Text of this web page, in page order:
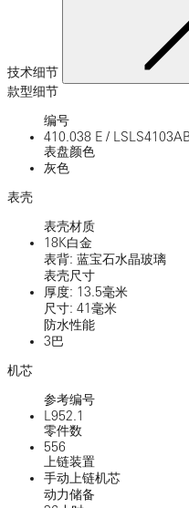
技术细节
款型细节
编号
410.038 E /
表盘颜色
灰色
表壳
表壳材质
18K白金
表背: 蓝宝石水晶玻璃
表壳尺寸
厚度: 13.5毫米
尺寸: 41毫米
防水性能
3巴
机芯
参考编号
L952.1
零件数
556
上链装置
手动上链机芯
动力储备